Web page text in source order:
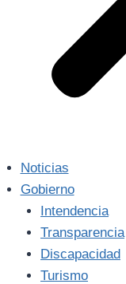
Noticias
Gobierno
Intendencia
Transparencia
Discapacidad
Turismo